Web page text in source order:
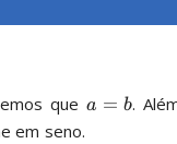
que a = b.
em seno.